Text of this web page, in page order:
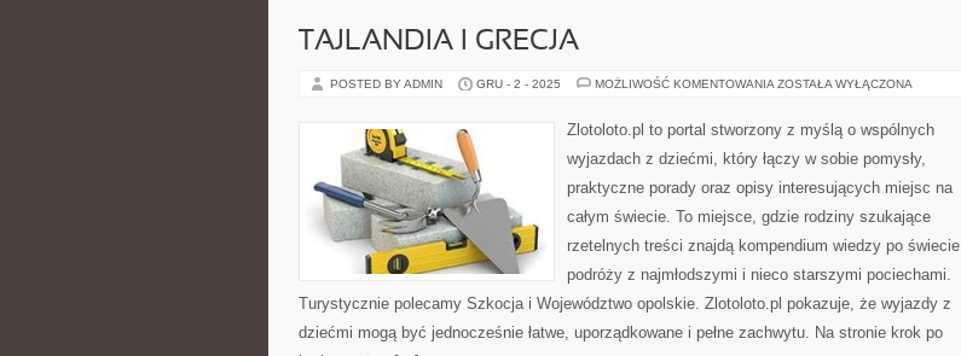
TAJLANDIA I GRECJA
POSTED BY ADMIN GRU - 2 - 2025 MOŻLIWOŚĆ KOMENTOWANIA TAJLANDIA
ZOSTAŁA WYŁĄCZONA
Zlotoloto.pl to portal stworzony z myślą o wspólnych
wyjazdach z dziećmi, który łączy w sobie pomysły,
praktyczne porady oraz opisy interesujących miejsc na
całym świecie. To miejsce, gdzie rodziny szukające
rzetelnych treści znajdą kompendium wiedzy po świecie
podróży z najmłodszymi i nieco starszymi pociechami.
Turystycznie polecamy Szkocja i Województwo opolskie. Zlotoloto.pl pokazuje, że wyjazdy z
dziećmi mogą być jednocześnie łatwe, uporządkowane i pełne zachwytu. Na stronie krok po